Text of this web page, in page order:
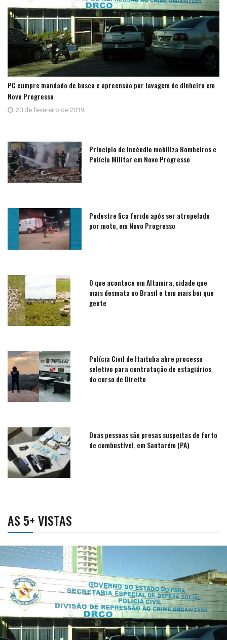
PC cumpre mandado de busca e apreensão por lavagem de dinheiro em
Novo Progresso
20 de fevereiro de 2019
Princípio de incêndio mobiliza Bombeiros e
Polícia Militar em Novo Progresso
Pedestre fica ferido após ser atropelado
por moto, em Novo Progresso
O que acontece em Altamira, cidade que
mais desmata no Brasil e tem mais boi que
gente
Polícia Civil de Itaituba abre processo
seletivo para contratação de estagiários
do curso de Direito
Duas pessoas são presas suspeitas de furto
de combustível, em Santarém (PA)
AS 5+ VISTAS